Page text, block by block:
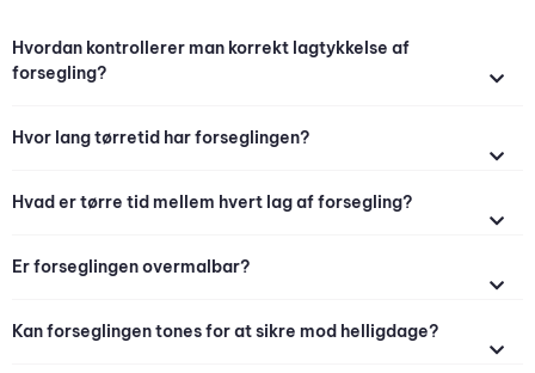
Hvordan kontrollerer man korrekt lagtykkelse af
forsegling?
Hvor lang tørretid har forseglingen?
Hvad er tørre tid mellem hvert lag af forsegling?
Er forseglingen overmalbar?
Kan forseglingen tones for at sikre mod helligdage?